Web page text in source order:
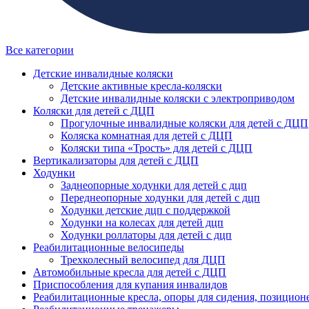
Все категории
Детские инвалидные коляски
Детские активные кресла-коляски
Детские инвалидные коляски с электроприводом
Коляски для детей с ДЦП
Прогулочные инвалидные коляски для детей с ДЦП
Коляска комнатная для детей с ДЦП
Коляски типа «Трость» для детей с ДЦП
Вертикализаторы для детей с ДЦП
Ходунки
Заднеопорные ходунки для детей с дцп
Переднеопорные ходунки для детей с дцп
Ходунки детские дцп с поддержкой
Ходунки на колесах для детей дцп
Ходунки роллаторы для детей с дцп
Реабилитационные велосипеды
Трехколесный велосипед для ДЦП
Автомобильные кресла для детей с ДЦП
Приспособления для купания инвалидов
Реабилитационные кресла, опоры для сидения,